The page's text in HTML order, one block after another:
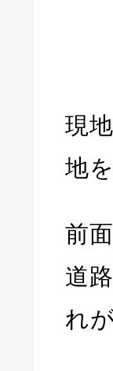
現
地
前
道
れ